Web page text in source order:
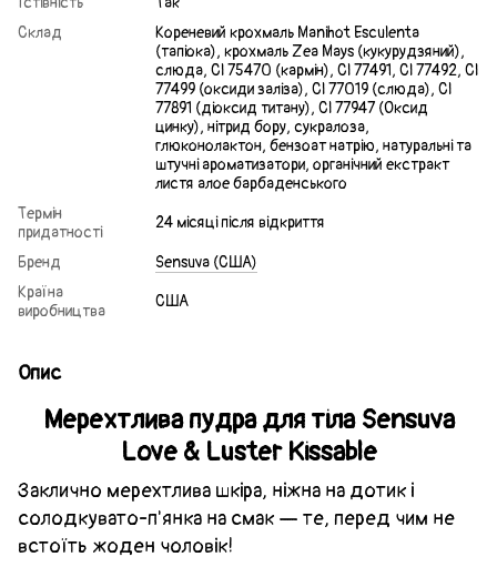
Склад
Кореневий крохмаль Manihot Esculenta
(тапіока), крохмаль Zea Mays (кукурудзяний),
слюда, Cl 75470 (кармін), Cl 77491, Cl 77492, Cl
77499 (оксиди заліза), Cl 77019 (слюда), Cl
77891 (діоксид титану), Cl 77947 (Оксид
цинку), нітрид бору, сукралоза,
глюконолактон, бензоат натрію, натуральні та
штучні ароматизатори, органічний екстракт
листя алое барбаденського
Термін
придатності
24 місяці після відкриття
Бренд
Sensuva (США)
Країна
виробництва
США
Опис
Мерехтлива пудра для тіла Sensuva
Love & Luster Kissable
Заклично мерехтлива шкіра, ніжна на дотик і
солодкувато-п'янка на смак — те, перед чим не
встоїть жоден чоловік!